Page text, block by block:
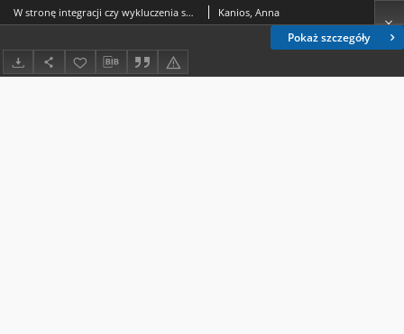
Pokaż szczegóły
W stronę integracji czy wykluczenia społecznego – poglądy pracowników socjalnych na temat osób starszych Kanios, Anna